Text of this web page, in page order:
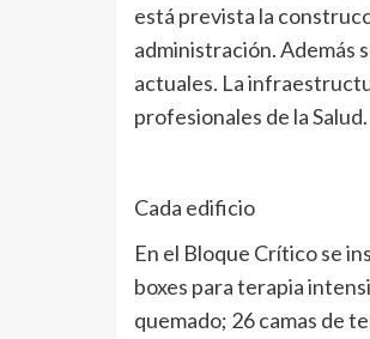
está prevista la
administración. Además
actuales. La
profesionales de la Salud.
Cada edificio
En el Bloque Crítico se
boxes para terapia
quemado; 26 camas de